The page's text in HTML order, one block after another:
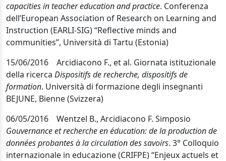
capacities in teacher education and practice. Conferenza
dell’European Association of Research on Learning and
Instruction (EARLI-SIG) “Reflective minds and
communities”, Università di Tartu (Estonia)
15/06/2016 Arcidiacono F., et al. Giornata istituzionale
della ricerca Dispositifs de recherche, dispositifs de
formation. Università di formazione degli insegnanti
BEJUNE, Bienne (Svizzera)
06/05/2016 Wentzel B., Arcidiacono F. Simposio
Gouvernance et recherche en éducation: de la production de
données probantes à la circulation des savoirs. 3° Colloquio
internazionale in educazione (CRIFPE) “Enjeux actuels et